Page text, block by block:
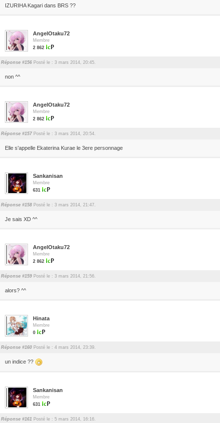
IZURIHA Kagari dans BRS ??
AngelOtaku72
Membre
2 862
Réponse #156 Posté le : 3 mars 2014, 20:45.
non ^^
AngelOtaku72
Membre
2 862
Réponse #157 Posté le : 3 mars 2014, 20:54.
Elle s'appelle Ekaterina Kurae le 3ere personnage
Sankanisan
Membre
631
Réponse #158 Posté le : 3 mars 2014, 21:47.
Je sais XD ^^
AngelOtaku72
Membre
2 862
Réponse #159 Posté le : 3 mars 2014, 21:56.
alors? ^^
Hinata
Membre
0
Réponse #160 Posté le : 4 mars 2014, 23:39.
un indice ??
Sankanisan
Membre
631
Réponse #161 Posté le : 5 mars 2014, 16:16.